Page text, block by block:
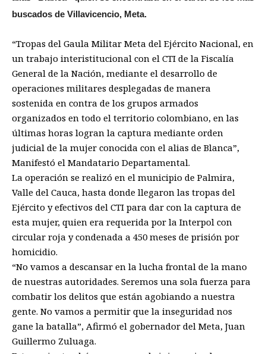
buscados de Villavicencio, Meta.
“Tropas del Gaula Militar Meta del Ejército Nacional, en
un trabajo interistitucional con el CTI de la Fiscalía
General de la Nación, mediante el desarrollo de
operaciones militares desplegadas de manera
sostenida en contra de los grupos armados
organizados en todo el territorio colombiano, en las
últimas horas logran la captura mediante orden
judicial de la mujer conocida con el alias de Blanca”,
Manifestó el Mandatario Departamental.
La operación se realizó en el municipio de Palmira,
Valle del Cauca, hasta donde llegaron las tropas del
Ejército y efectivos del CTI para dar con la captura de
esta mujer, quien era requerida por la Interpol con
circular roja y condenada a 450 meses de prisión por
homicidio.
“No vamos a descansar en la lucha frontal de la mano
de nuestras autoridades. Seremos una sola fuerza para
combatir los delitos que están agobiando a nuestra
gente. No vamos a permitir que la inseguridad nos
gane la batalla”, Afirmó el gobernador del Meta, Juan
Guillermo Zuluaga.